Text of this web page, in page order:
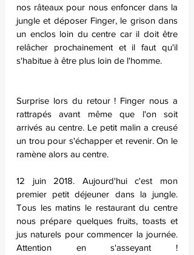
nos râteaux pour nous enfoncer dans la
jungle et déposer Finger, le grison dans
un enclos loin du centre car il doit être
relâcher prochainement et il faut qu'il
s'habitue à être plus loin de l'homme.
Surprise lors du retour ! Finger nous a
rattrapés avant même que l'on soit
arrivés au centre. Le petit malin a creusé
un trou pour s'échapper et revenir. On le
ramène alors au centre.
12 juin 2018. Aujourd'hui c'est mon
premier petit déjeuner dans la jungle.
Tous les matins le restaurant du centre
nous prépare quelques fruits, toasts et
jus naturels pour commencer la journée.
Attention en s'asseyant !